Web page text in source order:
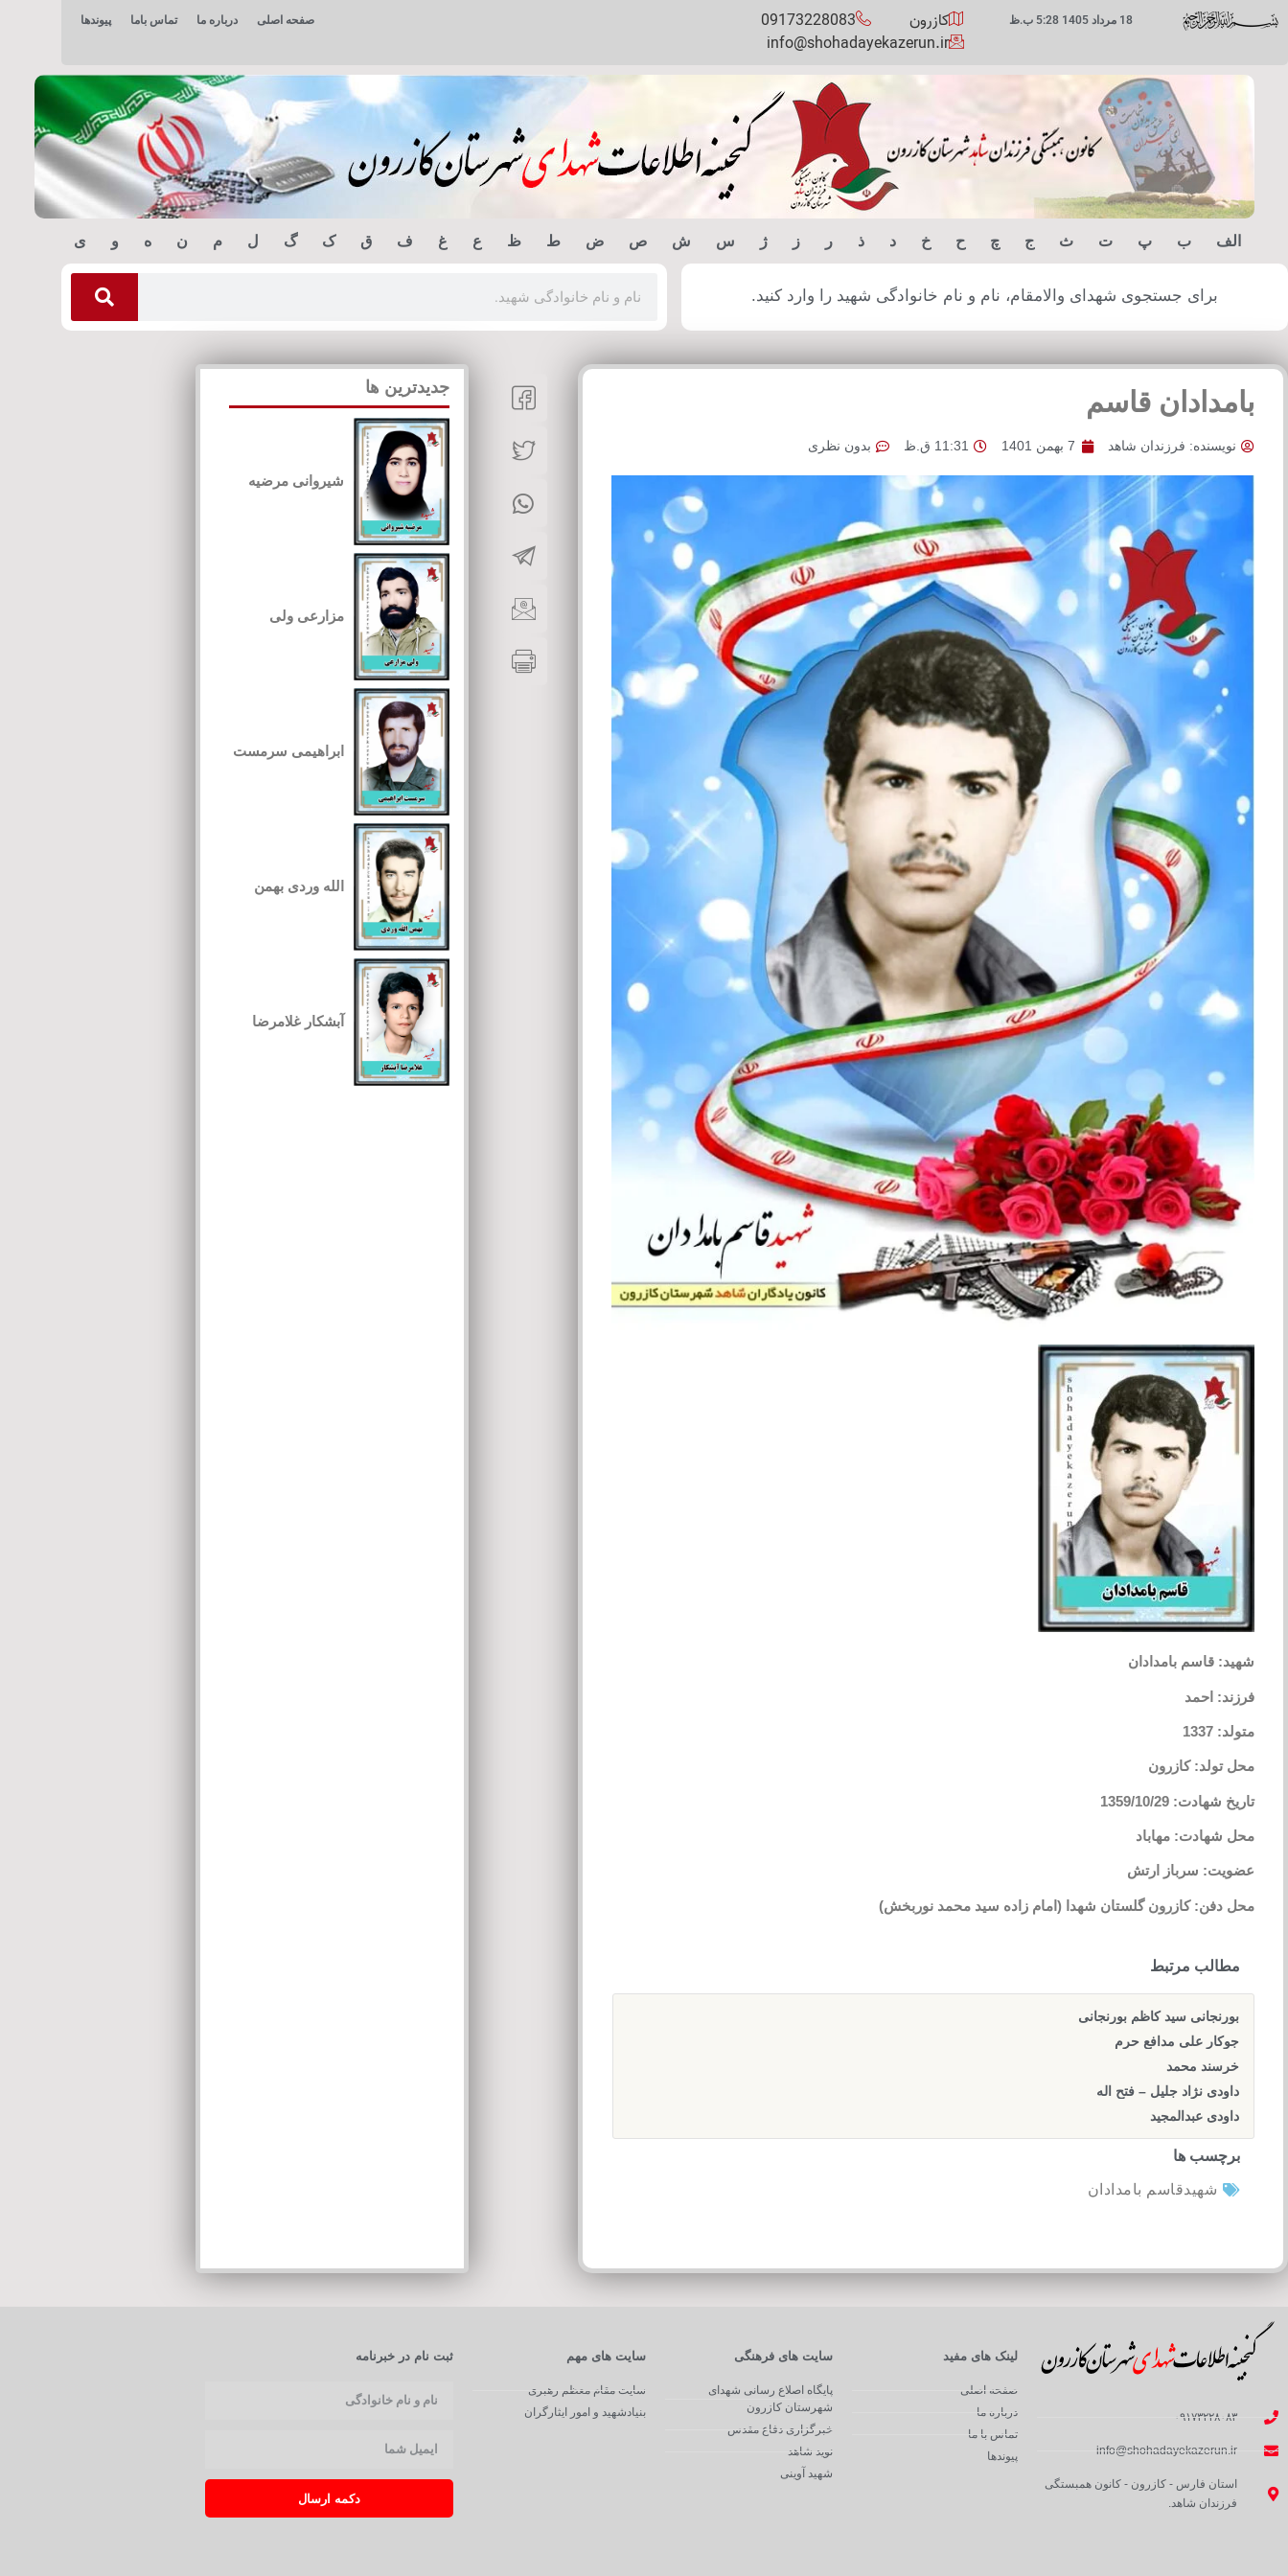
18 مرداد 1405 5:28 ب.ظ کازرون
09173228083
info@shohadayekazerun.ir
صفحه اصلی درباره ما تماس باما پیوندها
الف ب پ ت ث ج چ ح خ د ذ ر ز ژ س ش ص ض ط ظ ع غ ف ق ک گ ل م ن ه و ی
برای جستجوی شهدای والامقام، نام و نام خانوادگی شهید را وارد کنید.
بامدادان قاسم
نویسنده: فرزندان شاهد 7 بهمن 1401 11:31 ق.ظ بدون نظری
شهید: قاسم بامدادان
فرزند: احمد
متولد: 1337
محل تولد: کازرون
تاریخ شهادت: 1359/10/29
محل شهادت: مهاباد
عضویت: سرباز ارتش
محل دفن: کازرون گلستان شهدا (امام زاده سید محمد نوربخش)
مطالب مرتبط
بورنجانی سید کاظم بورنجانی
جوکار علی مدافع حرم
خرسند محمد
داودی نژاد جلیل – فتح اله
داودی عبدالمجید
برچسب ها
شهیدقاسم بامدادان
جدیدترین ها
شیروانی مرضیه
مزارعی ولی
ابراهیمی سرمست
الله وردی بهمن
آبشکار غلامرضا
۰۹۱۷۳۲۲۸۰۸۳
info@shohadayekazerun.ir
استان فارس - کازرون - کانون همبستگی
فرزندان شاهد.
لینک های مفید
صفحه اصلی
درباره ما
تماس با ما
پیوندها
سایت های فرهنگی
پایگاه اصلاع رسانی شهدای
شهرستان کازرون
خبرگزاری دفاع مقدس
نوید شاهد
شهید آوینی
سایت های مهم
سایت مقام معظم رهبری
بنیادشهید و امور ایثارگران
ثبت نام در خبرنامه
دکمه ارسال